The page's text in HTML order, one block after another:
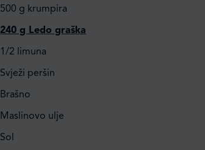
500 g krumpira
240 g Ledo graška
1/2 limuna
Svježi peršin
Brašno
Maslinovo ulje
Sol